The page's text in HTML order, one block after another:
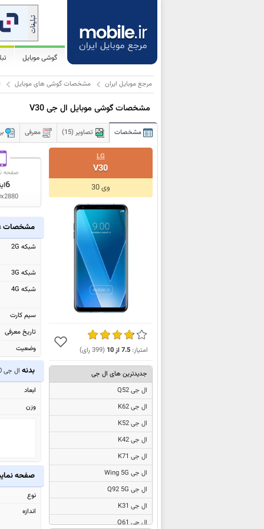
گوشی موبایل
مرجع موبایل ایران مشخصات گوشی های موبایل
مشخصات گوشی موبایل ال جی V30
مشخصات تصاویر (15) معرفی
LG
V30
وی 30
امتیاز:7.5از10
(
399رای)
جدیدترین های ال جی
ال جی Q52
ال جی K62
ال جی K52
ال جی K42
ال جی K71
ال جی Wing 5G
ال جی Q92 5G
ال جی K31
ال جی Q61
صفحه
6
مشخصات
شبکه 2G
شبکه 3G
شبکه 4G
سیم کارت
تاریخ معرفی
وضعیت
بدنه ال جی V30
ابعاد
وزن
صفحه
نوع
اندازه